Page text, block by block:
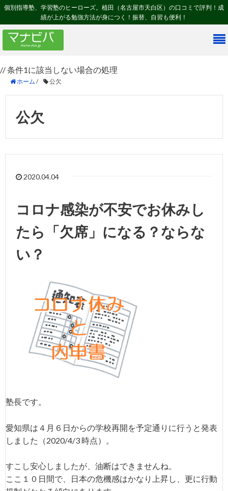
個別指導塾、学習塾のヒーローズ。植田（名古屋市天白区）の口コミで評判！成
績が上がる勉強方法が身につく！振替、自習も便利！
// 条件1に該当しない場合の処理
ホーム / 公欠
公欠
2020.04.04
コロナ感染が不安でお休みし
たら「欠席」になる？ならな
い？
塾長です。
愛知県は４月６日からの学校再開を予定通りに行うと発表
しました（2020/4/3 時点）。
すこし安心しましたが、油断はできませんね。
ここ１０日間で、日本の危機感はかなり上昇し、更に行動